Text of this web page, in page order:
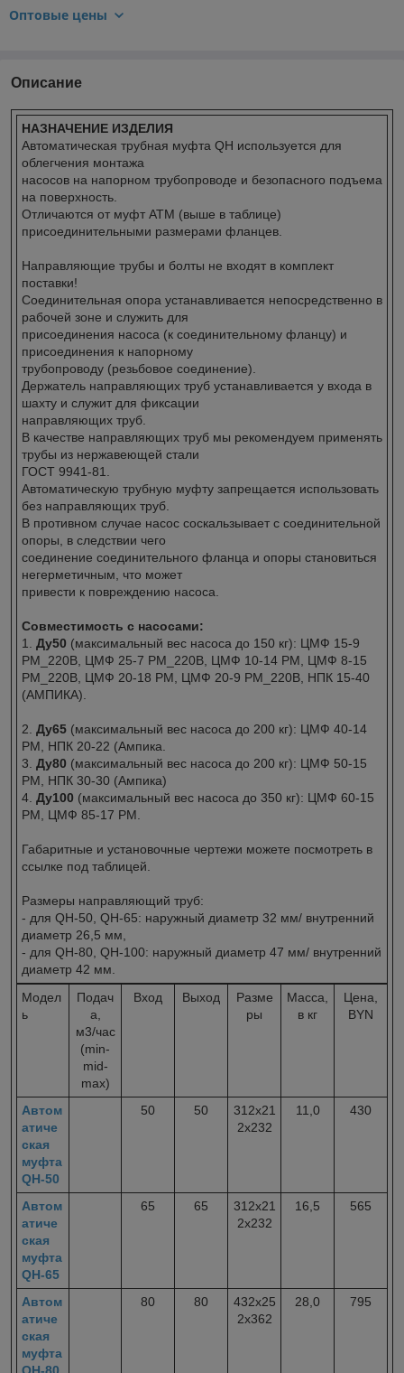
Оптовые цены
Описание
НАЗНАЧЕНИЕ ИЗДЕЛИЯ
Автоматическая трубная муфта QH используется для
облегчения монтажа
насосов на напорном трубопроводе и безопасного подъема
на поверхность.
Отличаются от муфт АТМ (выше в таблице)
присоединительными размерами фланцев.
Направляющие трубы и болты не входят в комплект
поставки!
Соединительная опора устанавливается непосредственно в
рабочей зоне и служить для
присоединения насоса (к соединительному фланцу) и
присоединения к напорному
трубопроводу (резьбовое соединение).
Держатель направляющих труб устанавливается у входа в
шахту и служит для фиксации
направляющих труб.
В качестве направляющих труб мы рекомендуем применять
трубы из нержавеющей стали
ГОСТ 9941-81.
Автоматическую трубную муфту запрещается использовать
без направляющих труб.
В противном случае насос соскальзывает с соединительной
опоры, в следствии чего
соединение соединительного фланца и опоры становиться
негерметичным, что может
привести к повреждению насоса.
Совместимость с насосами:
1. Ду50 (максимальный вес насоса до 150 кг): ЦМФ 15-9
РМ_220В, ЦМФ 25-7 РМ_220В, ЦМФ 10-14 РМ, ЦМФ 8-15
РМ_220В, ЦМФ 20-18 РМ, ЦМФ 20-9 РМ_220В, НПК 15-40
(АМПИКА).
2. Ду65 (максимальный вес насоса до 200 кг): ЦМФ 40-14
РМ, НПК 20-22 (Ампика.
3. Ду80 (максимальный вес насоса до 200 кг): ЦМФ 50-15
РМ, НПК 30-30 (Ампика)
4. Ду100 (максимальный вес насоса до 350 кг): ЦМФ 60-15
РМ, ЦМФ 85-17 РМ.
Габаритные и установочные чертежи можете посмотреть в
ссылке под таблицей.
Размеры направляющий труб:
- для QH-50, QH-65: наружный диаметр 32 мм/ внутренний
диаметр 26,5 мм,
- для QH-80, QH-100: наружный диаметр 47 мм/ внутренний
диаметр 42 мм.
Модел
ь
Подач
а,
м3/час
(min-
mid-
max)
Вход Выход
Разме
ры
Масса,
в кг
Цена,
BYN
Автом
атиче
ская
муфта
QH-50
50 50
312х21
2х232
11,0 430
Автом
атиче
ская
муфта
QH-65
65 65
312х21
2х232
16,5 565
Автом
атиче
ская
муфта
QH-80
80 80
432х25
2х362
28,0 795